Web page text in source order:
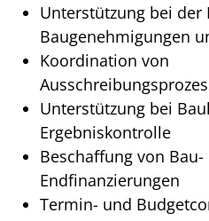
Unterstützung bei der
Baugenehmigungen
Koordination von
Unterstützung bei
Ergebniskontrolle
Beschaffung von Bau-
Endfinanzierungen
Termin- und